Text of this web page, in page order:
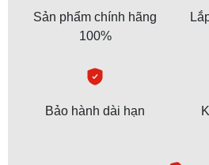
Sản phẩm chính hãng
100%
Bảo hành dài hạn